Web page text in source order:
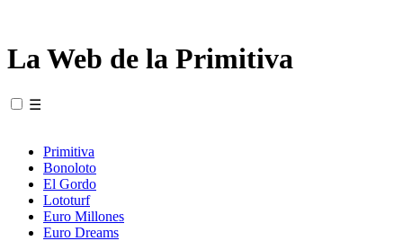
La Web de la Primitiva
☰
Primitiva
Bonoloto
El Gordo
Lototurf
Euro Millones
Euro Dreams